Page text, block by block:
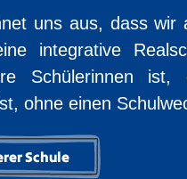
uns aus, dass wir
integrative
Schülerinnen
ohne einen
Schule